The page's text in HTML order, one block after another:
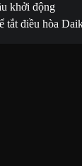
khởi động
tắt điều hòa